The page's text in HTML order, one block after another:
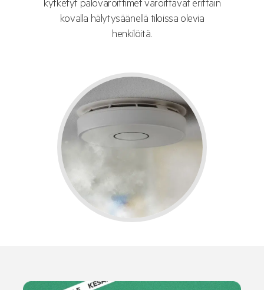
kytketyt palovaroittimet varoittavat erittäin
kovalla hälytysäänellä tiloissa olevia
henkilöitä.